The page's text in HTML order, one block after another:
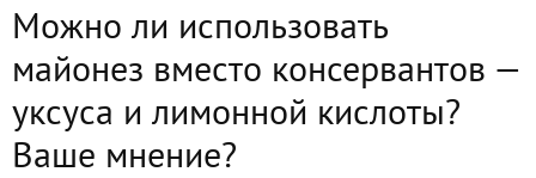
Можно ли использовать
майонез вместо консервантов —
уксуса и лимонной кислоты?
Ваше мнение?